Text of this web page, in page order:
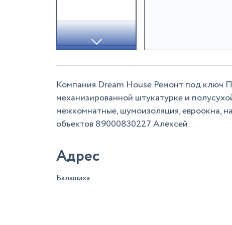
Компания Dream House Ремонт под ключ
механизированной штукатурке и
межкомнатные, шумоизоляция, евроокна,
объектов 89000830227 Алексей
Адрес
Балашиха